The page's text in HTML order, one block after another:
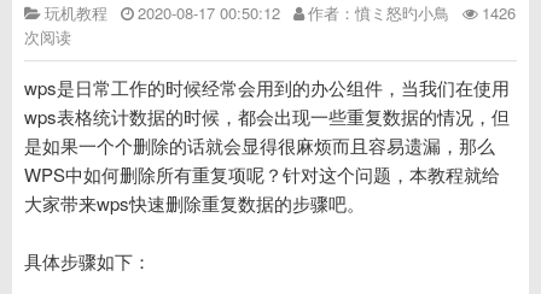
玩机教程 2020-08-17 00:50:12 作者：憤ミ怒旳小鳥
1426
次阅读
wps是日常工作的时候经常会用到的办公组件，当我们在使用
wps表格统计数据的时候，都会出现一些重复数据的情况，但
是如果一个个删除的话就会显得很麻烦而且容易遗漏，那么
WPS中如何删除所有重复项呢？针对这个问题，本教程就给
大家带来wps快速删除重复数据的步骤吧。
具体步骤如下：